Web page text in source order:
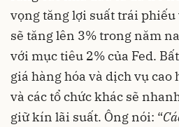
vọng tăng lợi suất trái phiếu
sẽ tăng lên 3% trong năm
với mục tiêu 2% của Fed.
giá hàng hóa và dịch vụ cao
và các tổ chức khác sẽ
giữ kín lãi suất. Ông nói: “